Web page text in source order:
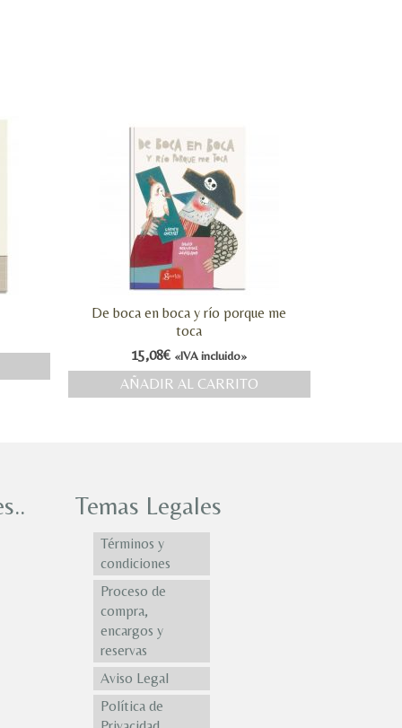
De boca en boca y río porque me
toca
15,08€ «IVA incluido»
AÑADIR AL CARRITO
Temas Legales
Términos y
condiciones
Proceso de
compra,
encargos y
reservas
Aviso Legal
Política de